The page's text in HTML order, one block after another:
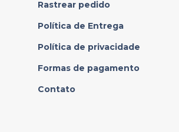
Rastrear pedido
Política de Entrega
Política de privacidade
Formas de pagamento
Contato